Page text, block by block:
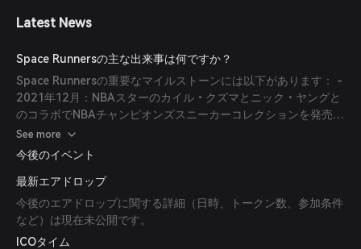
Latest News
Space Runnersの主な出来事は何ですか？
Space Runnersの重要なマイルストーンには以下があります： -
2021年12月：NBAスターのカイル・クズマとニック・ヤングと
のコラボでNBAチャンピオンズスニーカーコレクションを発売
し、9分間で10,000NFTを販売。 - 2022年3月：Pantera
CapitalとPolychain Capitalが主導する資金調達ラウンドで
発を推進。
See more
今後のイベント
最新エアドロップ
今後のエアドロップに関する詳細（日時、トークン数、参加条件
など）は現在未公開です。
ICOタイム